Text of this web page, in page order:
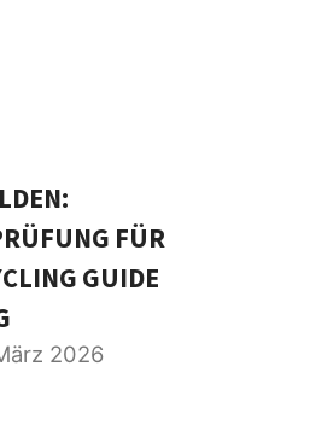
FÜR
GUIDE
2026